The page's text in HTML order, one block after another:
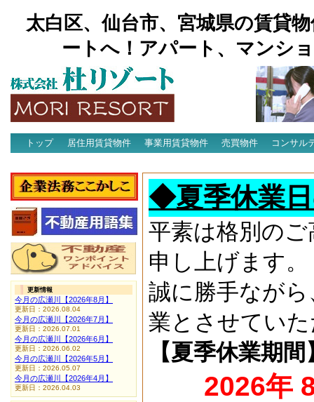
太白区、仙台市、宮城県の賃貸
ートへ！アパート、マンシ
トップ 居住用賃貸物件 事業用賃貸物件 売買物件
コンサル
◆夏季休業
平素は格別の
申し上げます。
誠に勝手なが
業とさせてい
【夏季休業期間
2026年
更新情報
今月の広瀬川【2026年8月】
更新日：2026.08.04
今月の広瀬川【2026年7月】
更新日：2026.07.01
今月の広瀬川【2026年6月】
更新日：2026.06.02
今月の広瀬川【2026年5月】
更新日：2026.05.07
今月の広瀬川【2026年4月】
更新日：2026.04.03